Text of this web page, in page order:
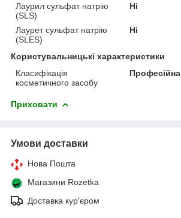
Лаурил сульфат натрію
(SLS)
Ні
Лаурет сульфат натрію
(SLES)
Ні
Користувальницькі характеристики
Класифікація
косметичного засобу
Професійна
Приховати
Умови доставки
Нова Пошта
Магазини Rozetka
Доставка кур'єром